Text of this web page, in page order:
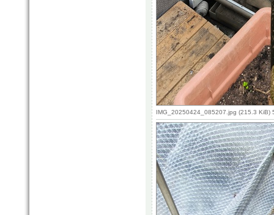
IMG_20250424_085207.jpg (215.3 KiB)